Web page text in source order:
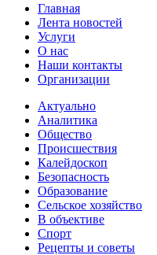
Главная
Лента новостей
Услуги
О нас
Наши контакты
Организации
Актуально
Аналитика
Общество
Происшествия
Калейдоскоп
Безопасность
Образование
Сельское хозяйство
В объективе
Спорт
Рецепты и советы